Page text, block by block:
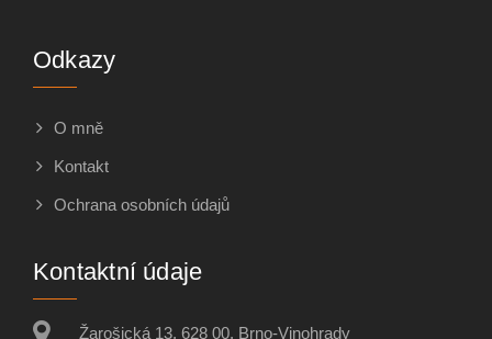
Odkazy
O mně
Kontakt
Ochrana osobních údajů
Kontaktní údaje
Žarošická 13, 628 00, Brno-Vinohrady